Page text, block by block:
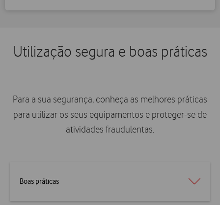
Utilização segura e boas práticas
Para a sua segurança, conheça as melhores práticas
para utilizar os seus equipamentos e proteger-se de
atividades fraudulentas.
Boas práticas